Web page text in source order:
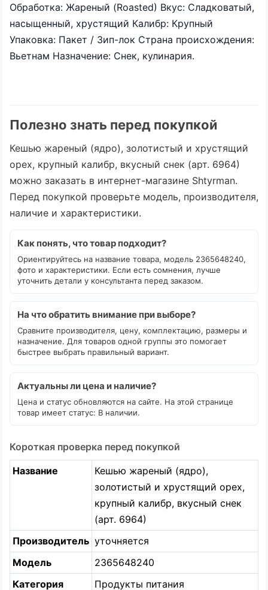
Обработка: Жареный (Roasted) Вкус: Сладковатый,
насыщенный, хрустящий Калибр: Крупный
Упаковка: Пакет / Зип-лок Страна происхождения:
Вьетнам Назначение: Снек, кулинария.
Полезно знать перед покупкой
Кешью жареный (ядро), золотистый и хрустящий
орех, крупный калибр, вкусный снек (арт. 6964)
можно заказать в интернет-магазине Shtyrman.
Перед покупкой проверьте модель, производителя,
наличие и характеристики.
Как понять, что товар подходит?
Ориентируйтесь на название товара, модель 2365648240,
фото и характеристики. Если есть сомнения, лучше
уточнить детали у консультанта перед заказом.
На что обратить внимание при выборе?
Сравните производителя, цену, комплектацию, размеры и
назначение. Для товаров одной группы это помогает
быстрее выбрать правильный вариант.
Актуальны ли цена и наличие?
Цена и статус обновляются на сайте. На этой странице
товар имеет статус: В наличии.
Короткая проверка перед покупкой
Название
Кешью жареный (ядро),
золотистый и хрустящий орех,
крупный калибр, вкусный снек
(арт. 6964)
Производитель уточняется
Модель
2365648240
Категория
Продукты питания